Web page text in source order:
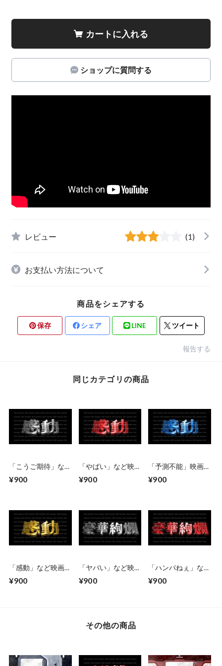
カートに入れる
ショップに質問する
レビュー (1)
お支払い方法について
商品をシェアする
保存 シェア LINE ツイート
報告する
同じカテゴリの商品
「こうご期待」など
できる立体的な漢字
¥900
「やばい」など映画
る立体的な漢字５種
¥900
「予測不能」映画の
立体的な漢字５種
¥900
「感動」など映画の
立体的な漢字５種
¥900
「ヤバい」など映画
る立体的な漢字５種
¥900
「ハンパねぇ」など
できる立体的な漢字
¥900
その他の商品